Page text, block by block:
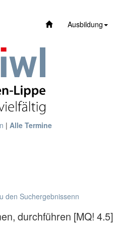
Ausbildung
| Alle Termine
den Suchergebnissenn
durchführen [MQ! 4.5]